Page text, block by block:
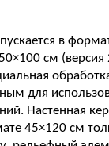
в
см
для
Настенная
45×120 см